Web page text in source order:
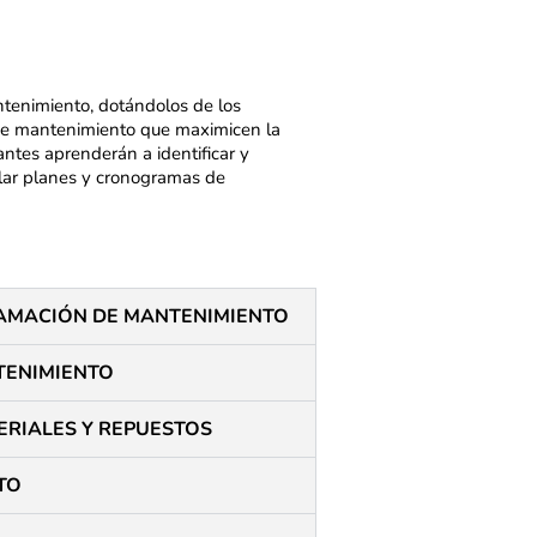
dotándolos de los
mantenimiento que maximicen la
aprenderán a identificar y
planes y cronogramas de
DE MANTENIMIENTO
Y REPUESTOS